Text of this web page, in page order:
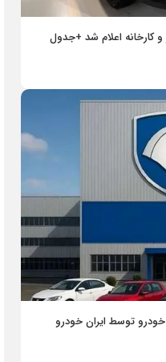
کارخانه اعلام شد +جدول
توسط ایران خودرو